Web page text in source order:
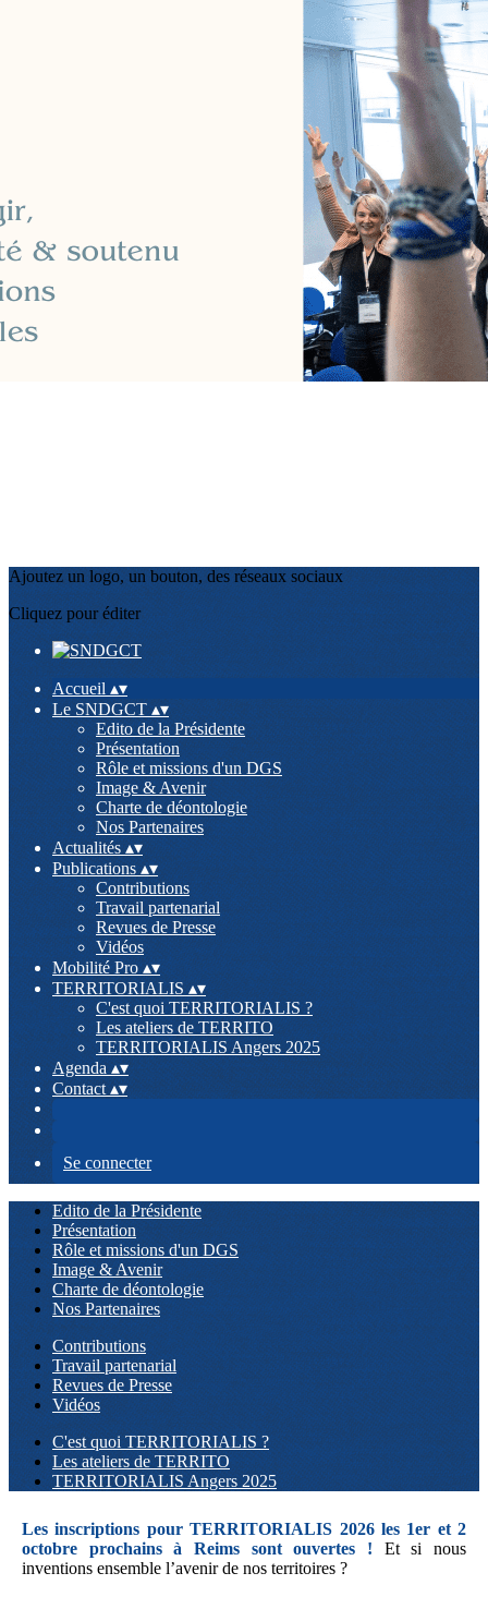
Exporter uniquement les colonnes affichées
Cliquez pour éditer
Ajoutez un logo, un bouton, des réseaux sociaux
Cliquez pour éditer
Accueil ▴▾
Le SNDGCT ▴▾
Edito de la Présidente
Présentation
Rôle et missions d'un DGS
Image & Avenir
Charte de déontologie
Nos Partenaires
Actualités ▴▾
Publications ▴▾
Contributions
Travail partenarial
Revues de Presse
Vidéos
Mobilité Pro▴▾
TERRITORIALIS ▴▾
C'est quoi TERRITORIALIS ?
Les ateliers de TERRITO
TERRITORIALIS Angers 2025
Agenda▴▾
Contact ▴▾
Se connecter
Edito de la Présidente
Présentation
Rôle et missions d'un DGS
Image & Avenir
Charte de déontologie
Nos Partenaires
Contributions
Travail partenarial
Revues de Presse
Vidéos
C'est quoi TERRITORIALIS ?
Les ateliers de TERRITO
TERRITORIALIS Angers 2025
Les inscriptions pour TERRITORIALIS 2026 les 1er et 2
octobre prochains à Reims sont ouvertes ! Et si nous
inventions ensemble l’avenir de nos territoires ?